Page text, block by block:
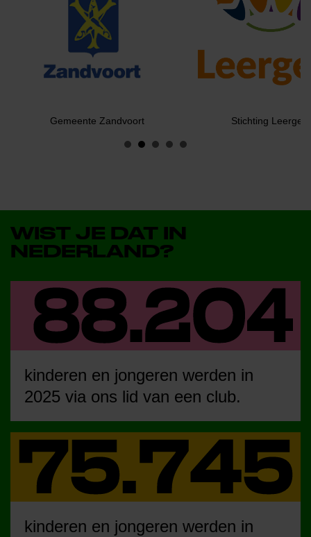
Gemeente Zandvoort Stichting Leergeld
WIST JE DAT IN
NEDERLAND?
kinderen en jongeren werden in
2025 via ons lid van een club.
kinderen en jongeren werden in